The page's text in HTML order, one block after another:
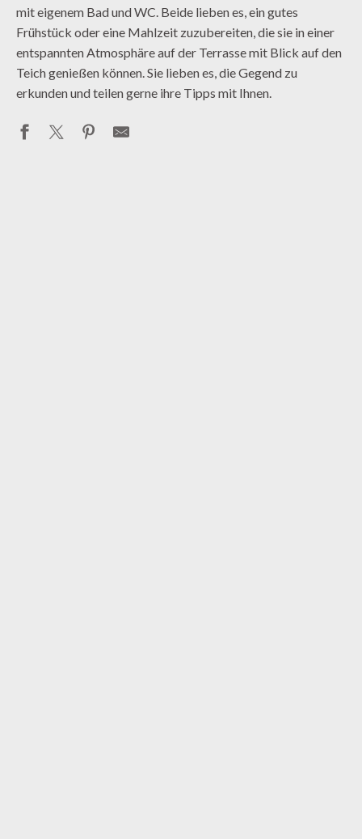
mit eigenem Bad und WC. Beide lieben es, ein gutes
Frühstück oder eine Mahlzeit zuzubereiten, die sie in einer
entspannten Atmosphäre auf der Terrasse mit Blick auf den
Teich genießen können. Sie lieben es, die Gegend zu
erkunden und teilen gerne ihre Tipps mit Ihnen.